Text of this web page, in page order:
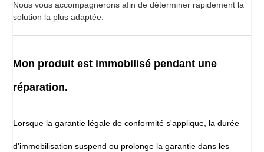
Nous vous accompagnerons afin de déterminer rapidement la
solution la plus adaptée.
Mon produit est immobilisé pendant une
réparation.
Lorsque la garantie légale de conformité s'applique, la durée
d'immobilisation suspend ou prolonge la garantie dans les